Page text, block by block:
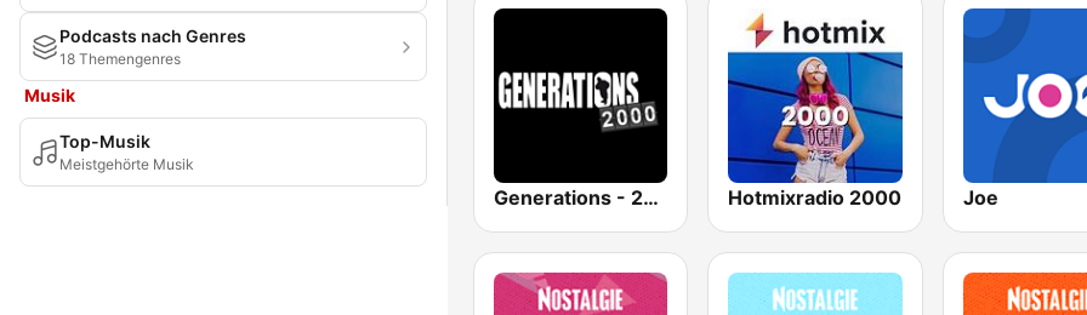
Podcasts nach Genres
18 Themengenres
Musik
Top-Musik
Meistgehörte Musik
Generations - 2000 Hotmixradio 2000 Joe